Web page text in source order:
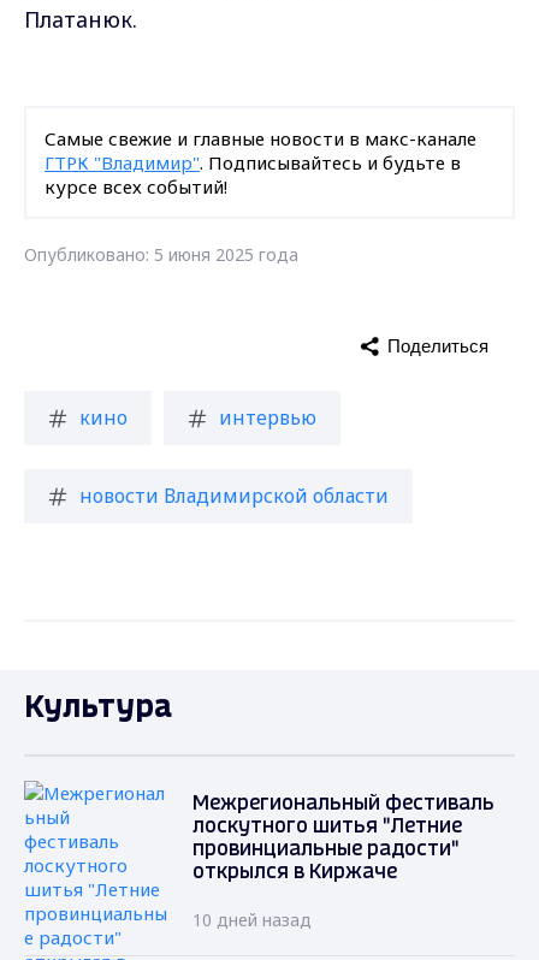
Платанюк.
Самые свежие и главные новости в макс-канале
ГТРК "Владимир". Подписывайтесь и будьте в
курсе всех событий!
Опубликовано: 5 июня 2025 года
кино интервью
новости Владимирской области
Поделиться
Культура
Межрегиональный фестиваль
лоскутного шитья "Летние
провинциальные радости"
открылся в Киржаче
10 дней назад